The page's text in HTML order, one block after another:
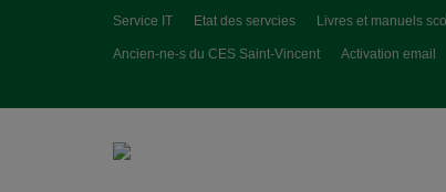
Service IT Etat des servcies Livres et manuels
Ancien-ne-s du CES Saint-Vincent Activation email